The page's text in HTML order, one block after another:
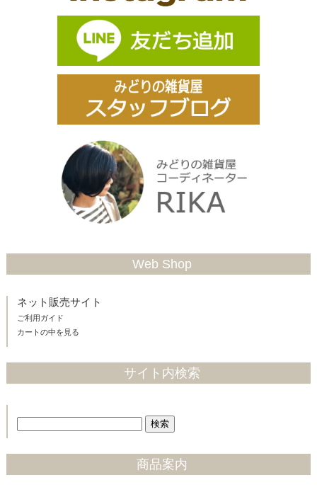
Web Shop
ネット販売サイト
ご利用ガイド
カートの中を見る
サイト内検索
商品案内